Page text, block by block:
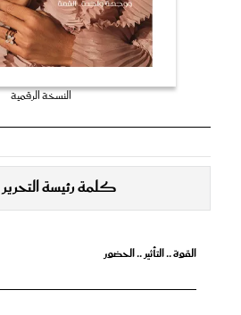
النسخة الرقمية
كلمة رئيسة التحرير
القوة .. التأثير .. الحضور